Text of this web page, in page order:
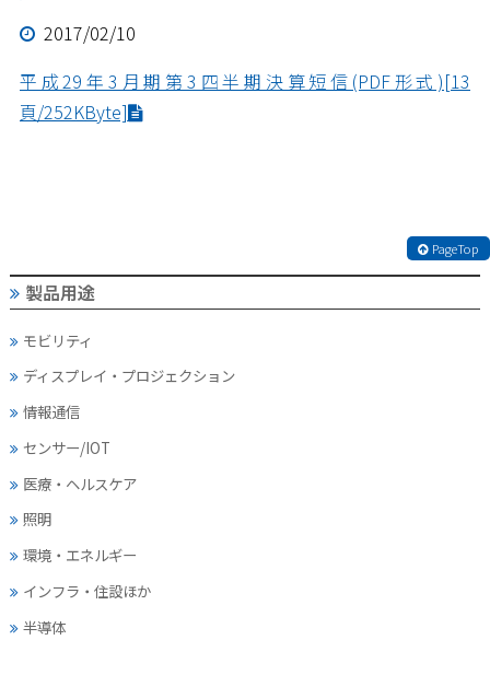
2017/02/10
平成29年3月期第3四半期決算短信(PDF形式)[13
頁/252KByte]
PageTop
製品用途
モビリティ
ディスプレイ・ プロジェクション
情報通信
センサー/IOT
医療・ヘルスケア
照明
環境・エネルギー
インフラ・住設ほか
半導体